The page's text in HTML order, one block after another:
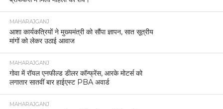
MAHARAJGANJ
आशा कार्यकत्रियों ने मुख्यमंत्री को सौंपा ज्ञापन, सात सूत्रीय
मांगों को लेकर उठाई आवाज
MAHARAJGANJ
गोवा में रॉयल एनफील्ड डीलर कॉन्फ्रेंस, आरके मोटर्स को
लगातार सातवीं बार हाईएस्ट PBA अवार्ड
MAHARAJGANJ